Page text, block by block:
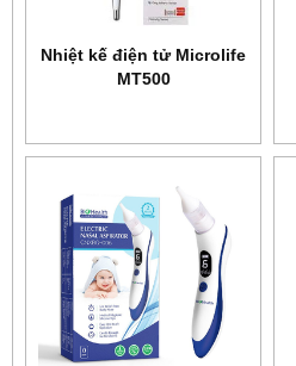
Nhiệt kế điện tử Microlife
MT500